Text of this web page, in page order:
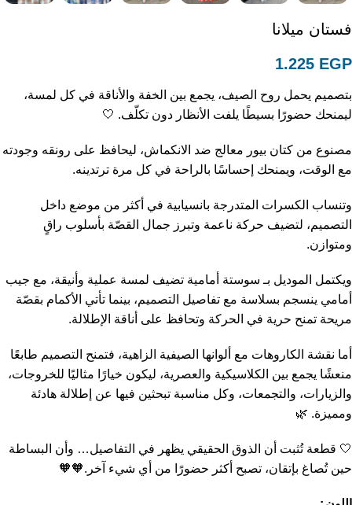
فستان ميلانا
1.225 EGP
بتصميم يحمل روح الصيف، يجمع بين الخفة والأناقة في كل لمسة،
ليمنحك حضورًا بسيطًا يلفت الأنظار دون تكلّف. 🤍
مصنوع من كتان بيور معالج ضد الانكماش، ليحافظ على رونقه وجودته
مع الوقت، ويمنحك إحساسًا بالراحة في كل مرة ترتدينه.
وتنساب الكسرات المتدرجة بانسيابية في أكثر من موضع داخل
التصميم، لتضيف حركة ناعمة وتبرز جمال القصّة بأسلوب راقٍ
ومتوازن.
ويكتمل الموديل بـ سوستة أمامية تضيف لمسة عملية وأنيقة، مع جيب
أمامي ينسجم بسلاسة مع تفاصيل التصميم، بينما تأتي الأكمام بقصّة
مريحة تمنح حرية في الحركة وتحافظ على أناقة الإطلالة.
أما نقشة الكاروهات مع ألوانها الصيفية الزاهية، فتمنح التصميم طابعًا
منعشًا يجمع بين الكلاسيكية والعصرية، ليكون خيارًا مثاليًا للخروجات،
والزيارات، والتجمعات، وكل مناسبة تبحثين فيها عن إطلالة هادئة
ومميزة. 🌿
🤍 قطعة تُثبت أن الذوق الحقيقي يظهر في التفاصيل… وأن البساطة
حين تُصاغ بإتقان، تصبح أكثر حضورًا من أي شيء آخر.🧡🧡